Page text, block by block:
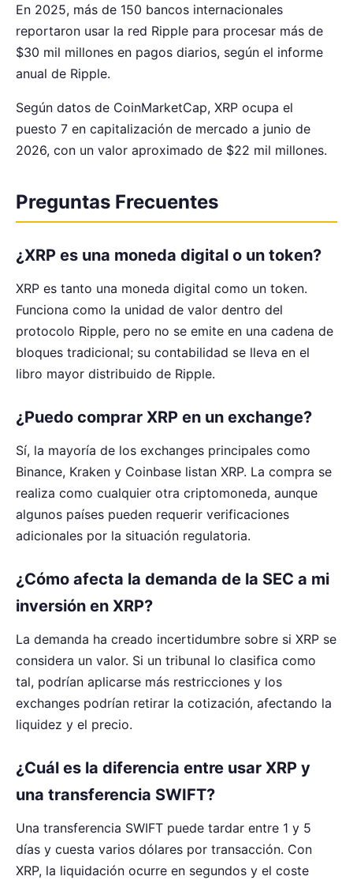
En 2025, más de 150 bancos internacionales
reportaron usar la red Ripple para procesar más de
$30 mil millones en pagos diarios, según el informe
anual de Ripple.
Según datos de CoinMarketCap, XRP ocupa el
puesto 7 en capitalización de mercado a junio de
2026, con un valor aproximado de $22 mil millones.
Preguntas Frecuentes
¿XRP es una moneda digital o un token?
XRP es tanto una moneda digital como un token.
Funciona como la unidad de valor dentro del
protocolo Ripple, pero no se emite en una cadena de
bloques tradicional; su contabilidad se lleva en el
libro mayor distribuido de Ripple.
¿Puedo comprar XRP en un exchange?
Sí, la mayoría de los exchanges principales como
Binance, Kraken y Coinbase listan XRP. La compra se
realiza como cualquier otra criptomoneda, aunque
algunos países pueden requerir verificaciones
adicionales por la situación regulatoria.
¿Cómo afecta la demanda de la SEC a mi
inversión en XRP?
La demanda ha creado incertidumbre sobre si XRP se
considera un valor. Si un tribunal lo clasifica como
tal, podrían aplicarse más restricciones y los
exchanges podrían retirar la cotización, afectando la
liquidez y el precio.
¿Cuál es la diferencia entre usar XRP y
una transferencia SWIFT?
Una transferencia SWIFT puede tardar entre 1 y 5
días y cuesta varios dólares por transacción. Con
XRP, la liquidación ocurre en segundos y el coste